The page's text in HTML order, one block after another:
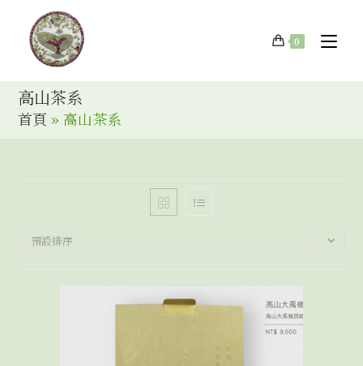
0
高山茶系
首頁 »高山茶系
預設排序